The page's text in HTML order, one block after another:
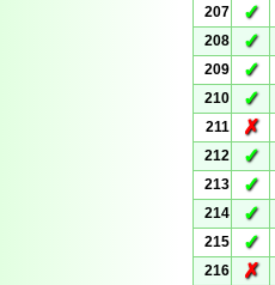
207
✓
208
✓
209
✓
210
✓
211
✗
212
✓
213
✓
214
✓
215
✓
216
✗